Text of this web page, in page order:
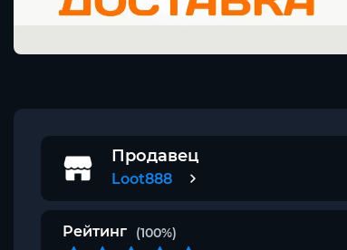
Продавец
Loot888
Рейтинг (100%)